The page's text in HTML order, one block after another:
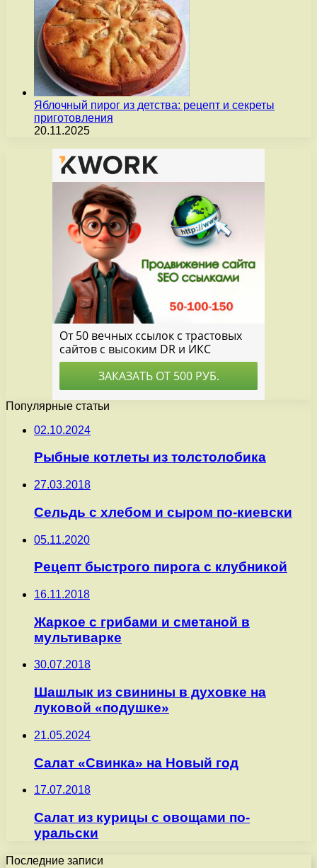
Яблочный пирог из детства: рецепт и секреты
приготовления
20.11.2025
Популярные статьи
02.10.2024
Рыбные котлеты из толстолобика
27.03.2018
Сельдь с хлебом и сыром по-киевски
05.11.2020
Рецепт быстрого пирога с клубникой
16.11.2018
Жаркое с грибами и сметаной в
мультиварке
30.07.2018
Шашлык из свинины в духовке на
луковой «подушке»
21.05.2024
Салат «Свинка» на Новый год
17.07.2018
Салат из курицы с овощами по-
уральски
Последние записи